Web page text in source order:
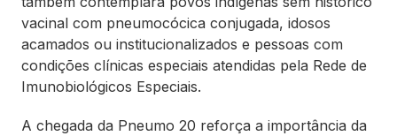
vacinal com pneumocócica conjugada, idosos
acamados ou institucionalizados e pessoas com
condições clínicas especiais atendidas pela Rede de
Imunobiológicos Especiais.
A chegada da Pneumo 20 reforça a importância da